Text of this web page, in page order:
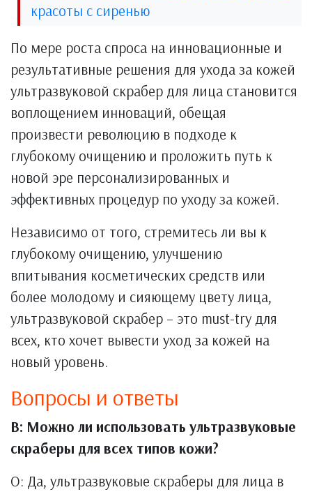
красоты с сиренью
По мере роста спроса на инновационные и
результативные решения для ухода за кожей
ультразвуковой скрабер для лица становится
воплощением инноваций, обещая
произвести революцию в подходе к
глубокому очищению и проложить путь к
новой эре персонализированных и
эффективных процедур по уходу за кожей.
Независимо от того, стремитесь ли вы к
глубокому очищению, улучшению
впитывания косметических средств или
более молодому и сияющему цвету лица,
ультразвуковой скрабер – это must-try для
всех, кто хочет вывести уход за кожей на
новый уровень.
Вопросы и ответы
В: Можно ли использовать ультразвуковые
скраберы для всех типов кожи?
О: Да, ультразвуковые скраберы для лица в